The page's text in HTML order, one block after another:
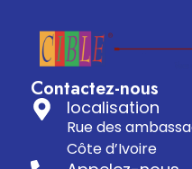
Contactez-nous
localisation
Rue des
Côte d’Ivoire